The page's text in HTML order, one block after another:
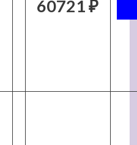
60721 ₽